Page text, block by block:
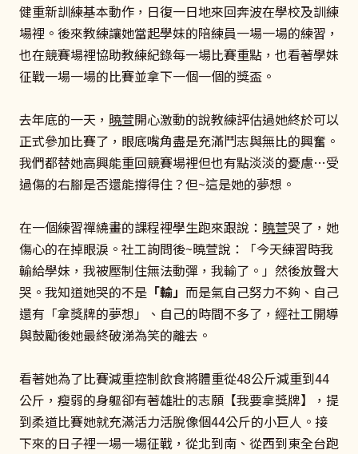
健重新訓練基本動作，日復一日地來回奔波在學校及訓練
場裡。後來教練讓她當起學妹的陪練員一場一場的練習，
也在競賽場裡協助教練紀錄每一場比賽重點，也看著學妹
征戰一場一場的比賽並拿下一個一個的獎盃。
去年底的一天， 曉萱開心激動的說教練評估過她終於可以
正式參加比賽了，眼底嘴角盡是充滿鬥志與無比的興奮。
我們都替她高興能重回競賽場裡但也有點淡淡的憂慮…受
過傷的右腳是否還能撐得住？但~這是她的夢想。
在一個練習禪繞畫的課程裡學生跑來跟說： 曉萱哭了，她
傷心的在掉眼淚。社工詢問後~曉萱說：「今天練習時我
輸給學妹，我被壓制住無法動彈，我輸了。」然後放聲大
哭。我知道她哭的不是 「輸」 而是氣自己努力不夠、自己
還有「拿獎牌的夢想」、自己的時間不多了，經社工開導
與鼓勵後她最終破涕為笑的離去。
看著她為了比賽減重控制飲食將體重從48公斤減重到44
公斤，瘦弱的身軀卻有著雄壯的志願【我要拿獎牌】，提
到柔道比賽她就充滿活力活脫像個44公斤的小巨人。接
下來的日子裡一場一場征戰，從北到南、從西到東全台跑